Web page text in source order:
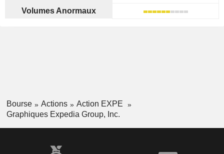
Volumes Anormaux
Bourse Actions
Action EXPE
Graphiques Expedia Group, Inc.